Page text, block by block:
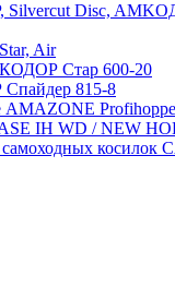
Silvercut Disc,
Air
Стар 600-20
815-8
AMAZONE
IH WD / NEW
самоходных